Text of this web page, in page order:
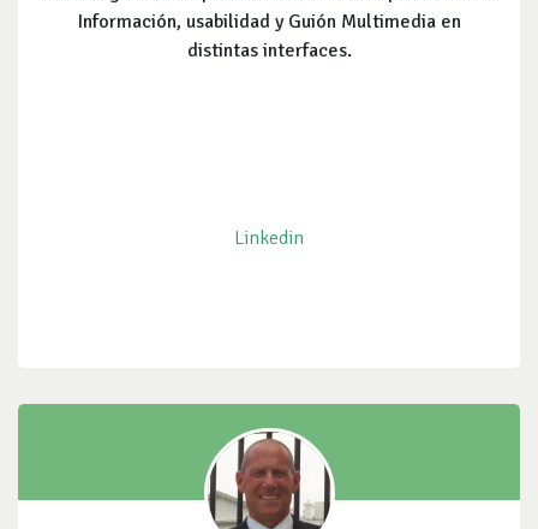
Información, usabilidad y Guión Multimedia en
distintas interfaces.
Linkedin